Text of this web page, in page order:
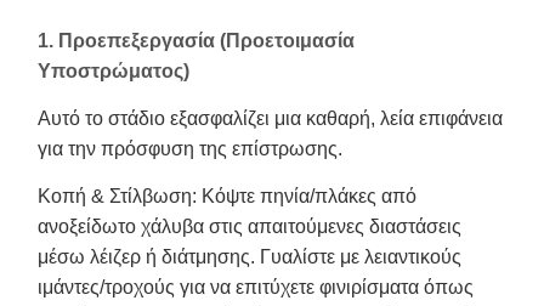
1. Προεπεξεργασία (Προετοιμασία
Υποστρώματος)
Αυτό το στάδιο εξασφαλίζει μια καθαρή, λεία επιφάνεια
για την πρόσφυση της επίστρωσης.
Κοπή & Στίλβωση: Κόψτε πηνία/πλάκες από
ανοξείδωτο χάλυβα στις απαιτούμενες διαστάσεις
μέσω λέιζερ ή διάτμησης. Γυαλίστε με λειαντικούς
ιμάντες/τροχούς για να επιτύχετε φινιρίσματα όπως